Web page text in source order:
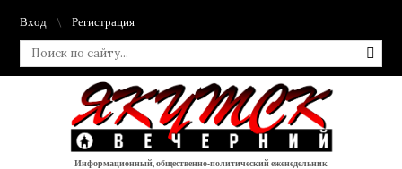
Вход Регистрация
Информационный, общественно-политический еженедельник